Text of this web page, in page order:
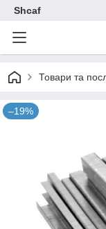
Shcaf
Товари та
–19%